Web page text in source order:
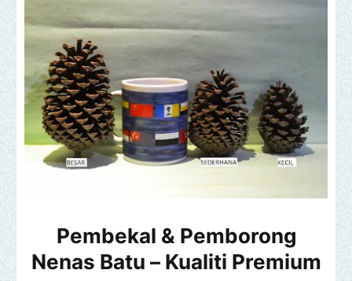
Pembekal & Pemborong
Nenas Batu – Kualiti Premium